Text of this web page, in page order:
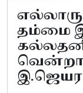
தம்மை